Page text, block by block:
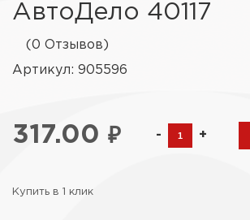
АвтоДело 40117
(0 Отзывов)
Артикул: 905596
317.00 ₽ - +
Купить в 1 клик